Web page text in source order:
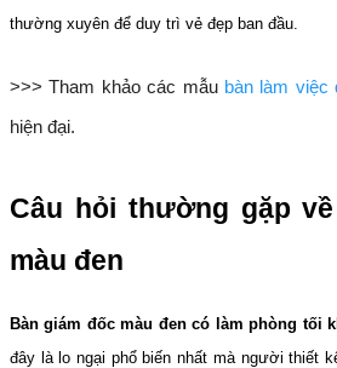
thường xuyên để duy trì vẻ đẹp ban đầu.
>>> Tham khảo các mẫu bàn làm việc
hiện đại.
Câu hỏi thường gặp
màu đen
Bàn giám đốc màu đen có làm phòng tối
đây là lo ngại phổ biến nhất mà người thiết